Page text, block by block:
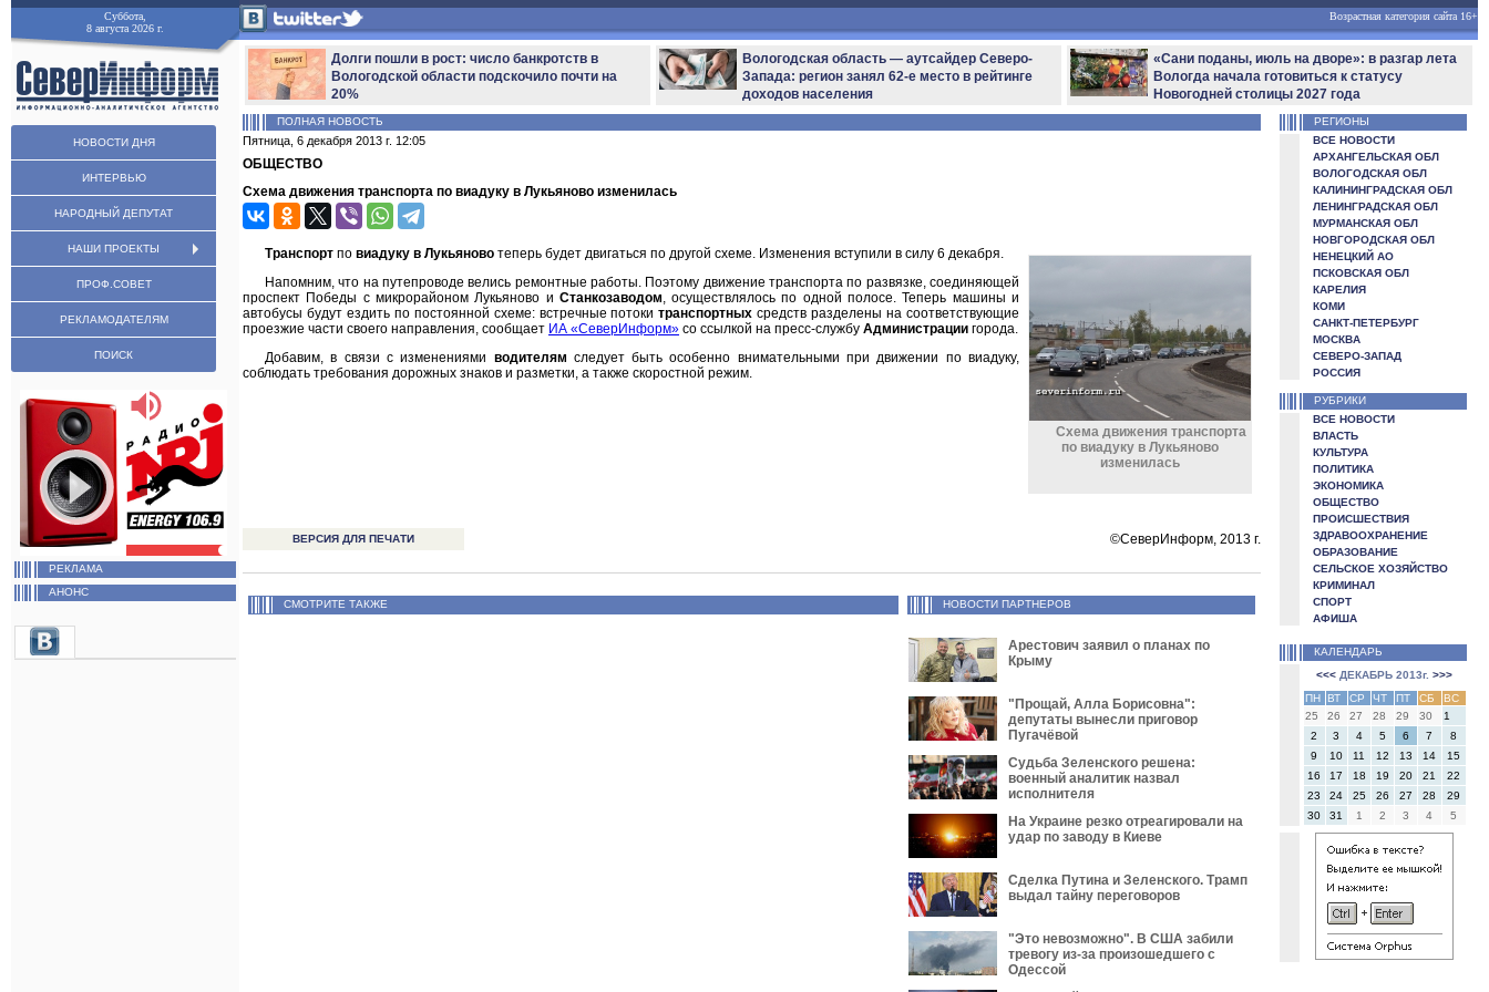
Суббота,
8 августа 2026 г.
НОВОСТИ ДНЯ
ИНТЕРВЬЮ
НАРОДНЫЙ ДЕПУТАТ
НАШИ ПРОЕКТЫ
ПРОФ.СОВЕТ
РЕКЛАМОДАТЕЛЯМ
ПОИСК
РЕКЛАМА
АНОНС
Возрастная категория сайта 16+
Долги пошли в рост: число банкротств в
Вологодской области подскочило почти на
20%
Вологодская область — аутсайдер Северо-
Запада: регион занял 62-е место в рейтинге
доходов населения
«Сани поданы, июль на дворе»: в разгар лета
Вологда начала готовиться к статусу
Новогодней столицы 2027 года
ПОЛНАЯ НОВОСТЬ
Пятница, 6 декабря 2013 г. 12:05
ОБЩЕСТВО
Схема движения транспорта по виадуку в Лукьяново изменилась
Схема движения транспорта
по виадуку в Лукьяново
изменилась
Транспорт по виадуку в Лукьяново теперь будет двигаться по другой схеме. Изменения вступили в силу 6 декабря.
Напомним, что на путепроводе велись ремонтные работы. Поэтому движение транспорта по развязке, соединяющей
проспект Победы с микрорайоном Лукьяново и Станкозаводом, осуществлялось по одной полосе. Теперь машины и
автобусы будут ездить по постоянной схеме: встречные потокитранспортных средств разделены на соответствующие
проезжие части своего направления, сообщает ИА «СеверИнформ» со ссылкой на пресс-службу Администрации города.
Добавим, в связи с изменениями водителям следует быть особенно внимательными при движении по виадуку,
соблюдать требования дорожных знаков и разметки, а также скоростной режим.
ВЕРСИЯ ДЛЯ ПЕЧАТИ ©СеверИнформ, 2013 г.
СМОТРИТЕ ТАКЖЕ НОВОСТИ ПАРТНЕРОВ
Арестович заявил о планах по
Крыму
"Прощай, Алла Борисовна":
депутаты вынесли приговор
Пугачёвой
Судьба Зеленского решена:
военный аналитик назвал
исполнителя
На Украине резко отреагировали на
удар по заводу в Киеве
Сделка Путина и Зеленского. Трамп
выдал тайну переговоров
"Это невозможно". В США забили
тревогу из-за произошедшего с
Одессой
РЕГИОНЫ
ВСЕ НОВОСТИ
АРХАНГЕЛЬСКАЯ ОБЛ
ВОЛОГОДСКАЯ ОБЛ
КАЛИНИНГРАДСКАЯ ОБЛ
ЛЕНИНГРАДСКАЯ ОБЛ
МУРМАНСКАЯ ОБЛ
НОВГОРОДСКАЯ ОБЛ
НЕНЕЦКИЙ АО
ПСКОВСКАЯ ОБЛ
КАРЕЛИЯ
КОМИ
САНКТ-ПЕТЕРБУРГ
МОСКВА
СЕВЕРО-ЗАПАД
РОССИЯ
РУБРИКИ
ВСЕ НОВОСТИ
ВЛАСТЬ
КУЛЬТУРА
ПОЛИТИКА
ЭКОНОМИКА
ОБЩЕСТВО
ПРОИСШЕСТВИЯ
ЗДРАВООХРАНЕНИЕ
ОБРАЗОВАНИЕ
СЕЛЬСКОЕ ХОЗЯЙСТВО
КРИМИНАЛ
СПОРТ
АФИША
КАЛЕНДАРЬ
<<< ДЕКАБРЬ 2013г. >>>
ПН
ВТ СР ЧТ ПТ СБ
ВС
25
26 27 28 29 30
1
2
3 4 5 6 7
8
9
10 11 12 13 14
15
16
17 18 19 20 21
22
23
24 25 26 27 28
29
30
31 1 2 3 4 5